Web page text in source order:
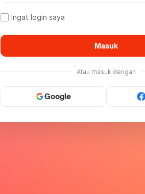
Ingat login saya
Masuk
Atau masuk dengan
Google